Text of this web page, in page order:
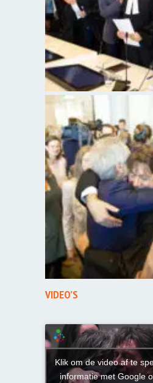
VIDEO’S
Klik om de video af te
informatie met Google